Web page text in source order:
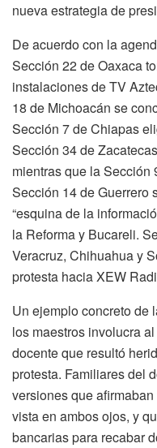
nueva estrategia de
De acuerdo con la
Sección 22 de Oaxaca
instalaciones de TV
18 de Michoacán se
Sección 7 de Chiapas
Sección 34 de
mientras que la
Sección 14 de Guerrero
“esquina de la
la Reforma y Bucareli.
Veracruz, Chihuahua y
protesta hacia XEW
Un ejemplo concreto de
los maestros involucra
docente que resultó
protesta. Familiares del
versiones que
vista en ambos ojos, y
bancarias para recabar